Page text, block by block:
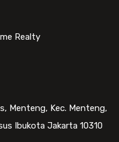
Menteng, Kec. Menteng,
Ibukota Jakarta 10310